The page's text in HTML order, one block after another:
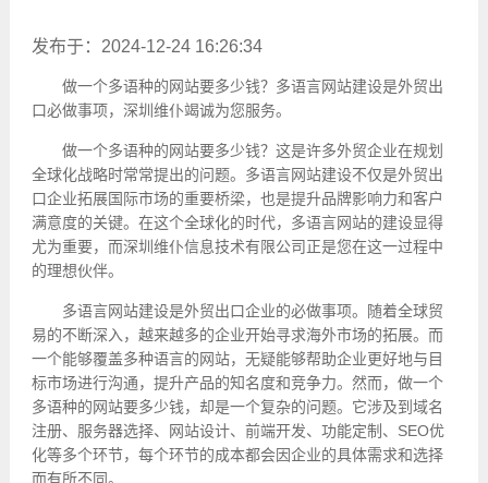
发布于：2024-12-24 16:26:34
做一个多语种的网站要多少钱？多语言网站建设是外贸出
口必做事项，深圳维仆竭诚为您服务。
做一个多语种的网站要多少钱？这是许多外贸企业在规划
全球化战略时常常提出的问题。多语言网站建设不仅是外贸出
口企业拓展国际市场的重要桥梁，也是提升品牌影响力和客户
满意度的关键。在这个全球化的时代，多语言网站的建设显得
尤为重要，而深圳维仆信息技术有限公司正是您在这一过程中
的理想伙伴。
多语言网站建设是外贸出口企业的必做事项。随着全球贸
易的不断深入，越来越多的企业开始寻求海外市场的拓展。而
一个能够覆盖多种语言的网站，无疑能够帮助企业更好地与目
标市场进行沟通，提升产品的知名度和竞争力。然而，做一个
多语种的网站要多少钱，却是一个复杂的问题。它涉及到域名
注册、服务器选择、
网站设计、前端开发、功能定制、SEO优
化等多个环节，每个环节的成本都会因企业的具体需求和选择
而有所不同。